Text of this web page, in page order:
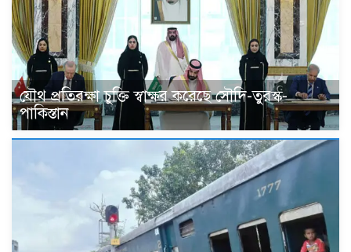
যৌথ প্রতিরক্ষা চুক্তি স্বাক্ষর করেছে সৌদি-তুরস্ক-
পাকিস্তান